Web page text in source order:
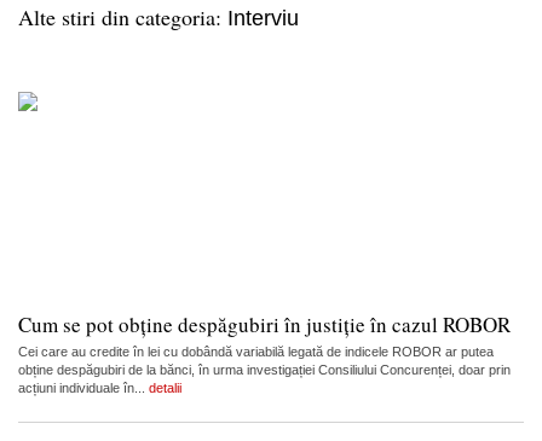
Alte stiri din categoria: Interviu
Cum se pot obține despăgubiri în justiție în cazul ROBOR
Cei care au credite în lei cu dobândă variabilă legată de indicele ROBOR ar putea
obține despăgubiri de la bănci, în urma investigației Consiliului Concurenței, doar prin
acțiuni individuale în... detalii